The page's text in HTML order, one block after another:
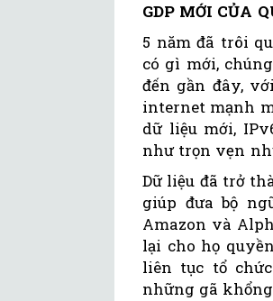
GDP MỚI CỦA
5 năm đã trôi
có gì mới,
đến gần đây,
internet mạnh
dữ liệu mới,
như trọn vẹn
Dữ liệu đã trở
giúp đưa bộ
Amazon và
lại cho họ
liên tục tổ
những gã